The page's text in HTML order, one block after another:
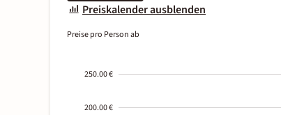
Preiskalender ausblenden
Preise pro Person ab
250.00 €
200.00 €